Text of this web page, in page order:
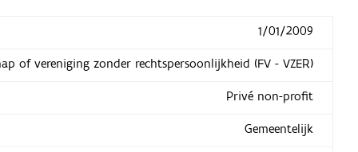
1/01/2009
of vereniging zonder rechtspersoonlijkheid (FV - VZER)
Privé non-profit
Gemeentelijk